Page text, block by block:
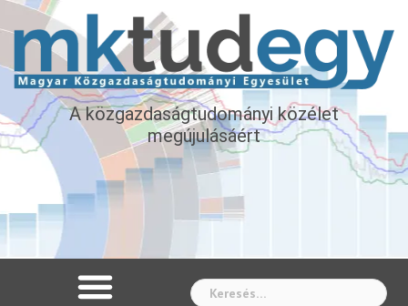
A közgazdaságtudományi közélet
megújulásáért